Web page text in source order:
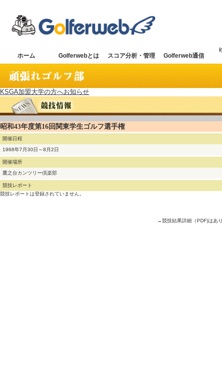
ホーム Golferwebとは スコア分析・管理 Golferweb通信
KSGA加盟大学の方へお知らせ
昭和43年度第16回関東学生ゴルフ選手権
開催日程
1968年7月30日～8月2日
開催場所
鷹之台カンツリー倶楽部
競技レポート
競技レポートは登録されていません。
→競技結果詳細（PDF)はあ